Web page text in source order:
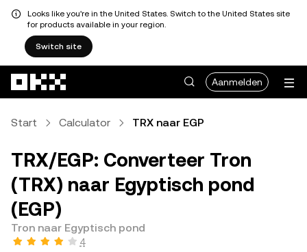
Looks like you're in the United States. Switch to the United States site
for products available in your region.
Switch site
Aanmelden
Start Calculator TRX naar EGP
TRX/EGP: Converteer Tron
(TRX) naar Egyptisch pond
(EGP)
Tron naar Egyptisch pond
4